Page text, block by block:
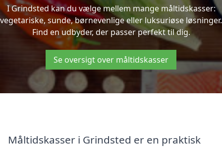
I Grindsted kan du vælge mellem mange måltidskasser:
vegetariske, sunde, børnevenlige eller luksuriøse løsninger.
Find en udbyder, der passer perfekt til dig.
Se oversigt over måltidskasser
Måltidskasser i Grindsted er en praktisk